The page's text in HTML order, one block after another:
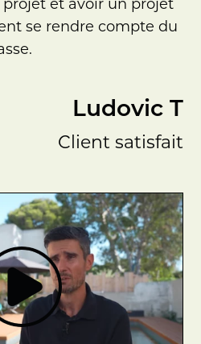
et avoir un projet
se rendre compte du
Ludovic T
Client satisfait